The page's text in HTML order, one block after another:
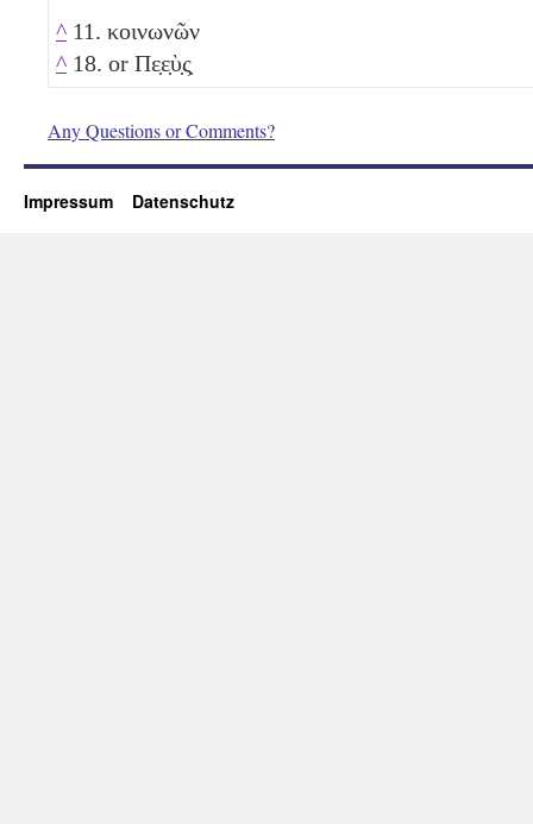
^ 11. κοινωνῶν
^ 18. or Πε̣ε̣ὺ̣ς̣
Any Questions or Comments?
Impressum Datenschutz